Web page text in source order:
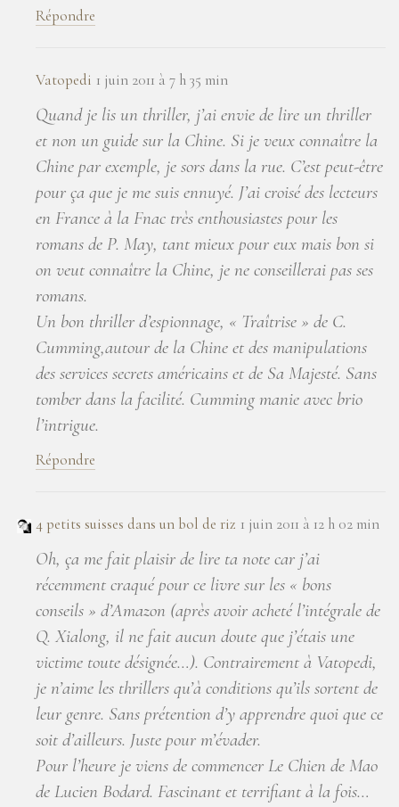
Répondre
Vatopedi 1 juin 2011 à 7 h 35 min
Quand je lis un thriller, j’ai envie de lire un thriller
et non un guide sur la Chine. Si je veux connaître la
Chine par exemple, je sors dans la rue. C’est peut-être
pour ça que je me suis ennuyé. J’ai croisé des lecteurs
en France à la Fnac très enthousiastes pour les
romans de P. May, tant mieux pour eux mais bon si
on veut connaître la Chine, je ne conseillerai pas ses
romans.
Un bon thriller d’espionnage, « Traîtrise » de C.
Cumming,autour de la Chine et des manipulations
des services secrets américains et de Sa Majesté. Sans
tomber dans la facilité. Cumming manie avec brio
l’intrigue.
Répondre
4 petits suisses dans un bol de riz 1 juin 2011 à 12 h 02 min
Oh, ça me fait plaisir de lire ta note car j’ai
récemment craqué pour ce livre sur les « bons
conseils » d’Amazon (après avoir acheté l’intégrale de
Q. Xialong, il ne fait aucun doute que j’étais une
victime toute désignée…). Contrairement à Vatopedi,
je n’aime les thrillers qu’à conditions qu’ils sortent de
leur genre. Sans prétention d’y apprendre quoi que ce
soit d’ailleurs. Juste pour m’évader.
Pour l’heure je viens de commencer Le Chien de Mao
de Lucien Bodard. Fascinant et terrifiant à la fois…